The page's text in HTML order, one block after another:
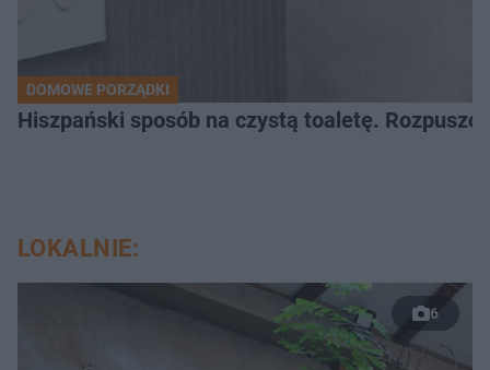
DOMOWE PORZĄDKI
Hiszpański sposób na czystą toaletę.
LOKALNIE:
6